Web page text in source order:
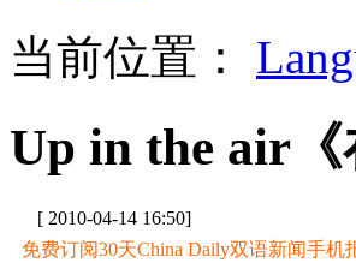
当前位置：
Up in the air
[ 2010-04-14 16:50]
免费订阅30天China Daily双语新闻手机